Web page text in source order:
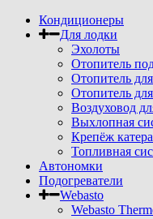
Кондиционеры
Для лодки
Эхолоты
Отопитель
Отопитель
Отопитель
Воздуховод
Выхлопная
Крепёж
Топливная
Автономки
Подогреватели
Webasto
Webasto